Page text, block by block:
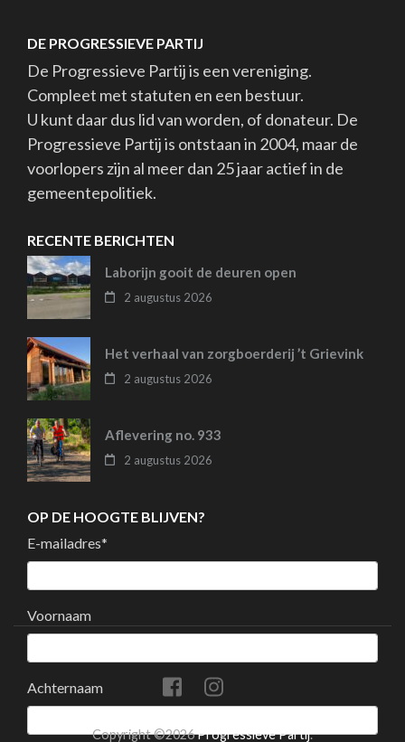
DE PROGRESSIEVE PARTIJ
De Progressieve Partij is een vereniging.
Compleet met statuten en een bestuur.
U kunt daar dus lid van worden, of donateur. De
Progressieve Partij is ontstaan in 2004, maar de
voorlopers zijn al meer dan 25 jaar actief in de
gemeentepolitiek.
RECENTE BERICHTEN
Laborijn gooit de deuren open
2 augustus 2026
Het verhaal van zorgboerderij ’t Grievink
2 augustus 2026
Aflevering no. 933
2 augustus 2026
OP DE HOOGTE BLIJVEN?
E-mailadres*
Voornaam
Achternaam
Copyright ©2026Progressieve Partij.